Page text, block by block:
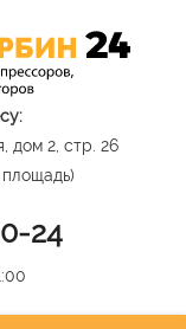
дом 2, стр. 26
24